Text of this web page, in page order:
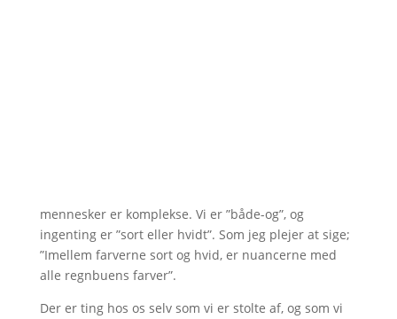
mennesker er komplekse. Vi er ”både-og”, og
ingenting er ”sort eller hvidt”. Som jeg plejer at sige;
”Imellem farverne sort og hvid, er nuancerne med
alle regnbuens farver”.
Der er ting hos os selv som vi er stolte af, og som vi